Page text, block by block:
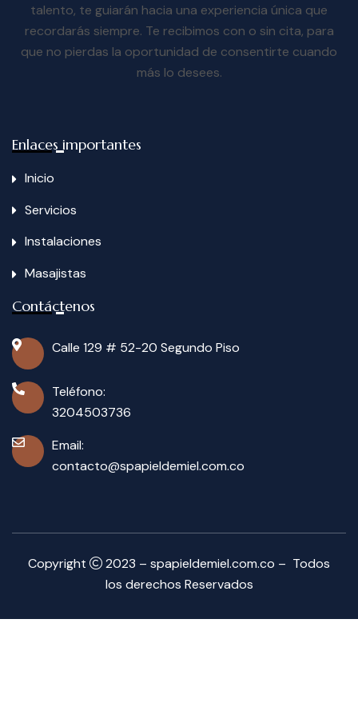
talento, te guiarán hacia una experiencia única que
recordarás siempre. Te recibimos con o sin cita, para
que no pierdas la oportunidad de consentirte cuando
más lo desees.
Enlaces importantes
Inicio
Servicios
Instalaciones
Masajistas
Contáctenos
Calle 129 # 52-20 Segundo Piso
Teléfono:
3204503736
Email:
contacto@spapieldemiel.com.co
Copyright
2023 – spapieldemiel.com.co – Todos
los derechos Reservados